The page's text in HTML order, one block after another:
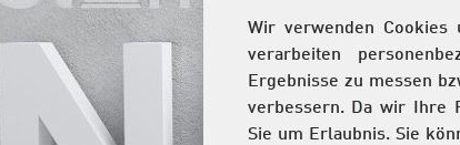
Wir verwenden Cookies
verarbeiten
Ergebnisse zu messen
verbessern. Da wir Ihre
Sie um Erlaubnis. Sie